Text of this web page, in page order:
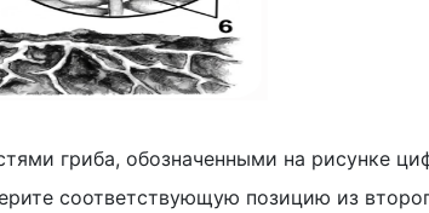
гриба, обозначенными на рисунке
соответствующую позицию из